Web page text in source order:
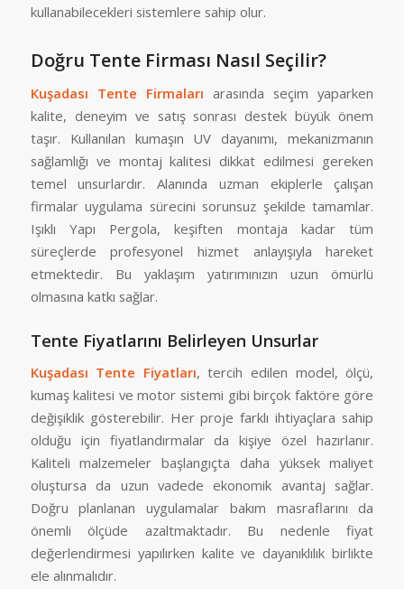
kullanabilecekleri sistemlere sahip olur.
Doğru Tente Firması Nasıl Seçilir?
Kuşadası Tente Firmaları arasında seçim yaparken
kalite, deneyim ve satış sonrası destek büyük önem
taşır. Kullanılan kumaşın UV dayanımı, mekanizmanın
sağlamlığı ve montaj kalitesi dikkat edilmesi gereken
temel unsurlardır. Alanında uzman ekiplerle çalışan
firmalar uygulama sürecini sorunsuz şekilde tamamlar.
Işıklı Yapı Pergola, keşiften montaja kadar tüm
süreçlerde profesyonel hizmet anlayışıyla hareket
etmektedir. Bu yaklaşım yatırımınızın uzun ömürlü
olmasına katkı sağlar.
Tente Fiyatlarını Belirleyen Unsurlar
Kuşadası Tente Fiyatları, tercih edilen model, ölçü,
kumaş kalitesi ve motor sistemi gibi birçok faktöre göre
değişiklik gösterebilir. Her proje farklı ihtiyaçlara sahip
olduğu için fiyatlandırmalar da kişiye özel hazırlanır.
Kaliteli malzemeler başlangıçta daha yüksek maliyet
oluştursa da uzun vadede ekonomik avantaj sağlar.
Doğru planlanan uygulamalar bakım masraflarını da
önemli ölçüde azaltmaktadır. Bu nedenle fiyat
değerlendirmesi yapılırken kalite ve dayanıklılık birlikte
ele alınmalıdır.